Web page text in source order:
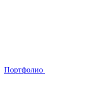
Портфолио